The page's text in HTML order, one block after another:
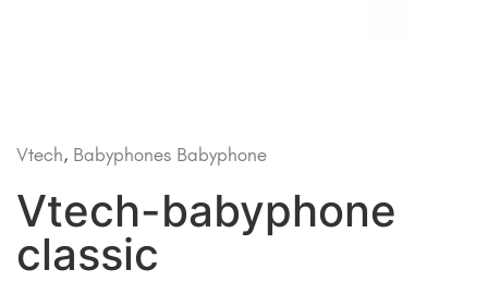
Vtech, Babyphones Babyphone
Vtech-babyphone
classic